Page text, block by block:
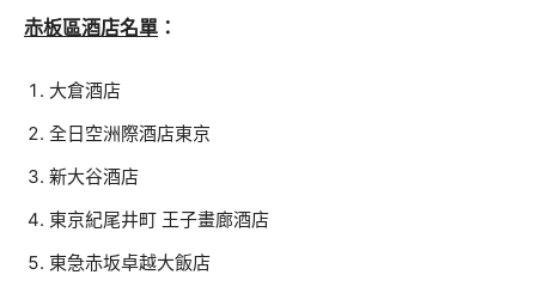
赤板區酒店名單 ：
大倉酒店
全日空洲際酒店東京
新大谷酒店
東京紀尾井町 王子畫廊酒店
東急赤坂卓越大飯店